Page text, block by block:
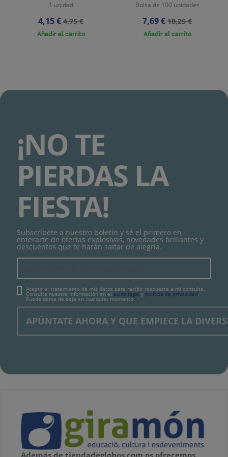
1 unidad
Precio
4,15 €Precio
base
4,75 €
Añadir al carrito
Bolsa de 100 unidades
Precio
7,69 €Precio
base
10,25 €
Añadir al carrito
¡NO TE
PIERDAS LA
FIESTA!
Subscríbete a nuestro boletín y sé el primero en
enterarte de ofertas explosivas, novedades brillantes y
descuentos que te harán saltar de alegría.
Acepto el tratamiento de mis datos para recibir respuesta a mi consulta.
Consulte nuestra información en el aviso legal y política de privacidad
Puede darse de baja en cualquier momento.
Además de tiendadeglobos.com os ofrecemos